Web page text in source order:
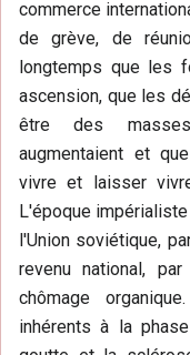
commerce
de grève, de
longtemps que les
ascension, que les
être des
augmentaient et
vivre et laisser
L'époque
l'Union soviétique,
revenu national,
chômage
inhérents à la